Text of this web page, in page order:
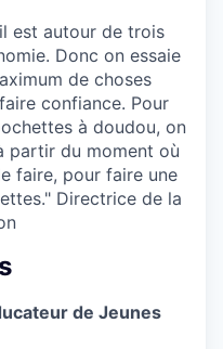
est autour de trois
Donc on essaie
de choses
confiance. Pour
à doudou, on
partir du moment où
faire, pour faire une
Directrice de la
de Jeunes